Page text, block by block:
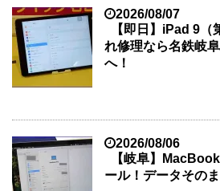
2026/08/07
【即日】iPad 9（
れ修理なら名鉄岐
へ！
2026/08/06
【岐阜】
ール！データその